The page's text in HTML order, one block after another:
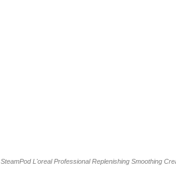
SteamPod L'oreal Professional Replenishing Smoothing